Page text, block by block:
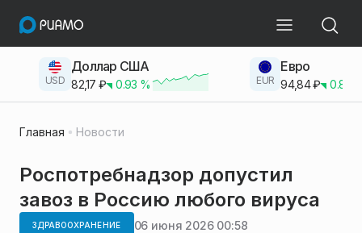
USD
Доллар США
82,17 ₽ 0.93 % EUR
Евро
94,84₽ 0.83
Главная Новости
Роспотребнадзор допустил
завоз в Россию любого вируса
ЗДРАВООХРАНЕНИЕ 06 июня 2026 00:58